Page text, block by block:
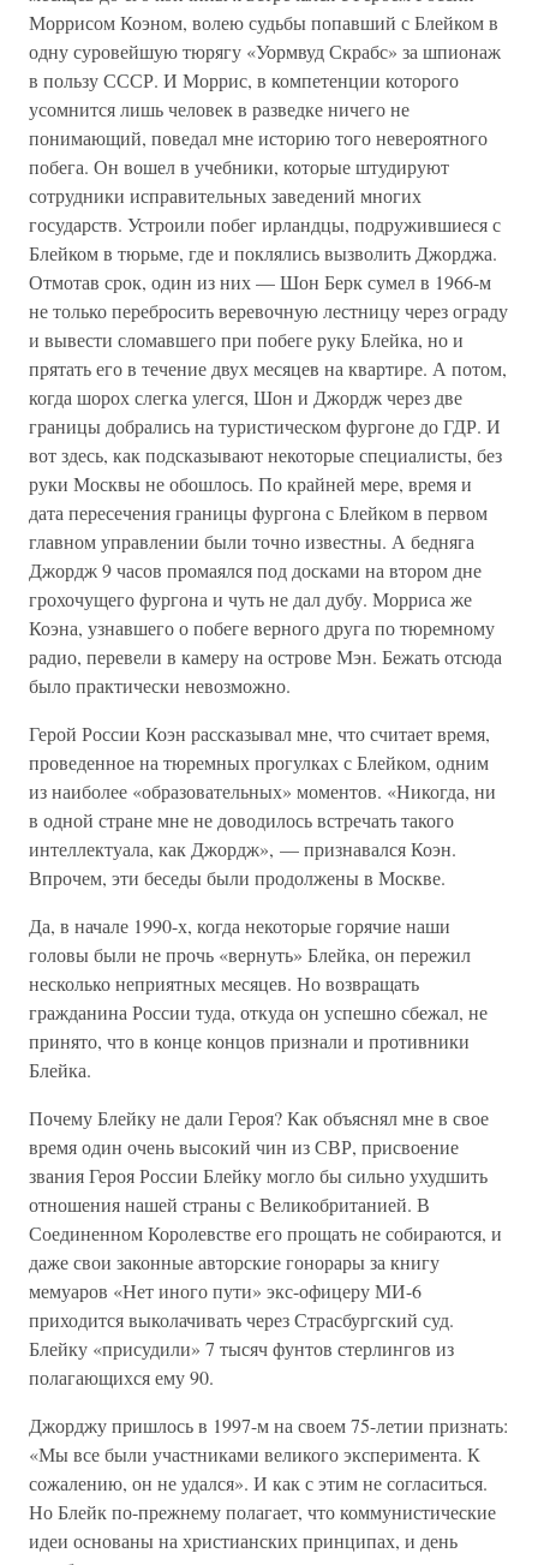
Моррисом Коэном, волею судьбы попавший с Блейком в
одну суровейшую тюрягу «Уормвуд Скрабс» за шпионаж
в пользу СССР. И Моррис, в компетенции которого
усомнится лишь человек в разведке ничего не
понимающий, поведал мне историю того невероятного
побега. Он вошел в учебники, которые штудируют
сотрудники исправительных заведений многих
государств. Устроили побег ирландцы, подружившиеся с
Блейком в тюрьме, где и поклялись вызволить Джорджа.
Отмотав срок, один из них — Шон Берк сумел в 1966-м
не только перебросить веревочную лестницу через ограду
и вывести сломавшего при побеге руку Блейка, но и
прятать его в течение двух месяцев на квартире. А потом,
когда шорох слегка улегся, Шон и Джордж через две
границы добрались на туристическом фургоне до ГДР. И
вот здесь, как подсказывают некоторые специалисты, без
руки Москвы не обошлось. По крайней мере, время и
дата пересечения границы фургона с Блейком в первом
главном управлении были точно известны. А бедняга
Джордж 9 часов промаялся под досками на втором дне
грохочущего фургона и чуть не дал дубу. Морриса же
Коэна, узнавшего о побеге верного друга по тюремному
радио, перевели в камеру на острове Мэн. Бежать отсюда
было практически невозможно.
Герой России Коэн рассказывал мне, что считает время,
проведенное на тюремных прогулках с Блейком, одним
из наиболее «образовательных» моментов. «Никогда, ни
в одной стране мне не доводилось встречать такого
интеллектуала, как Джордж», — признавался Коэн.
Впрочем, эти беседы были продолжены в Москве.
Да, в начале 1990-х, когда некоторые горячие наши
головы были не прочь «вернуть» Блейка, он пережил
несколько неприятных месяцев. Но возвращать
гражданина России туда, откуда он успешно сбежал, не
принято, что в конце концов признали и противники
Блейка.
Почему Блейку не дали Героя? Как объяснял мне в свое
время один очень высокий чин из СВР, присвоение
звания Героя России Блейку могло бы сильно ухудшить
отношения нашей страны с Великобританией. В
Соединенном Королевстве его прощать не собираются, и
даже свои законные авторские гонорары за книгу
мемуаров «Нет иного пути» экс-офицеру МИ-6
приходится выколачивать через Страсбургский суд.
Блейку «присудили» 7 тысяч фунтов стерлингов из
полагающихся ему 90.
Джорджу пришлось в 1997-м на своем 75-летии признать:
«Мы все были участниками великого эксперимента. К
сожалению, он не удался». И как с этим не согласиться.
Но Блейк по-прежнему полагает, что коммунистические
идеи основаны на христианских принципах, и день